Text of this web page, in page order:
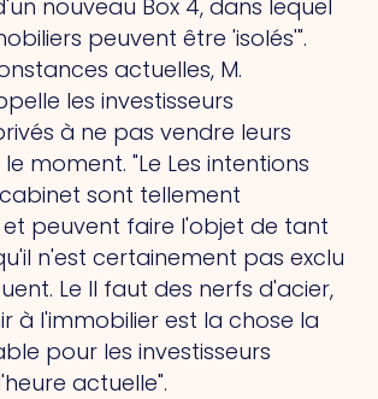
nouveau Box 4, dans lequel
peuvent être 'isolés'".
actuelles, M.
les investisseurs
à ne pas vendre leurs
moment. "Le Les intentions
sont tellement
peuvent faire l'objet de tant
n'est certainement pas exclu
Le Il faut des nerfs d'acier,
à l'immobilier est la chose la
pour les investisseurs
actuelle".